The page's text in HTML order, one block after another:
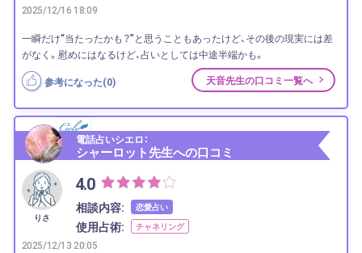
2025/12/16 18:09
一瞬だけ“当たったかも？”と思うこともあったけど、その後の現実には差
がなく。慰めにはなるけど、占いとしては中途半端かも。
参考になった(0) 天音先生の口コミ一覧へ
電話占いシエロ：
シャーロット先生への口コミ
りさ
4.0
相談内容: 恋愛占い
使用占術: チャネリング
2025/12/13 20:05